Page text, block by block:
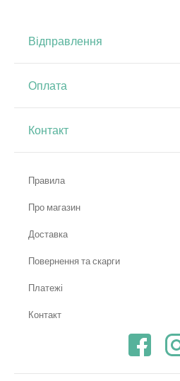
Відправлення
Оплата
Контакт
Правила
Про магазин
Доставка
Повернення та скарги
Платежі
Контакт